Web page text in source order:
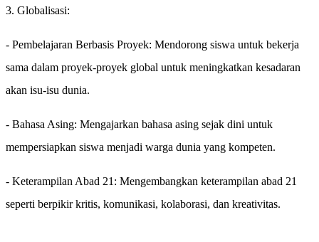
3. Globalisasi:
- Pembelajaran Berbasis Proyek: Mendorong siswa untuk bekerja
sama dalam proyek-proyek global untuk meningkatkan kesadaran
akan isu-isu dunia.
- Bahasa Asing: Mengajarkan bahasa asing sejak dini untuk
mempersiapkan siswa menjadi warga dunia yang kompeten.
- Keterampilan Abad 21: Mengembangkan keterampilan abad 21
seperti berpikir kritis, komunikasi, kolaborasi, dan kreativitas.